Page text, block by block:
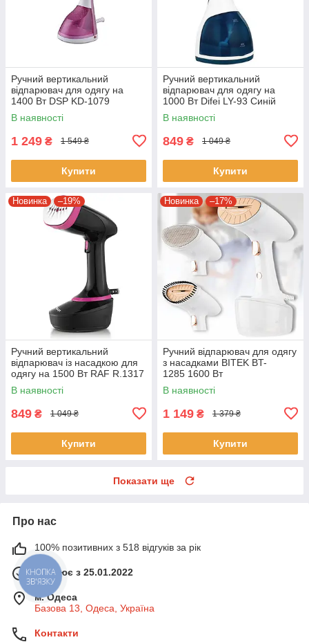
Ручний вертикальний
відпарювач для одягу на
1400 Вт DSP KD-1079
Рожевий
В наявності
1 249 ₴ 1 549 ₴
Купити
Ручний вертикальний
відпарювач для одягу на
1000 Вт Difei LY-93 Синій
В наявності
849 ₴ 1 049 ₴
Купити
Новинка –19%
Ручний вертикальний
відпарювач із насадкою для
одягу на 1500 Вт RAF R.1317
Чорний Електричний
відпарювач
В наявності
849 ₴ 1 049 ₴
Купити
Новинка –17%
Ручний відпарювач для одягу
з насадками BITEK BT-
1285 1600 Вт
В наявності
1 149 ₴ 1 379 ₴
Купити
Показати ще
Про нас
100% позитивних з 518 відгуків за рік
Працює з 25.01.2022
м. Одеса
Базова 13, Одеса, Україна
Контакти
КНОПКА
ЗВ'ЯЗКУ